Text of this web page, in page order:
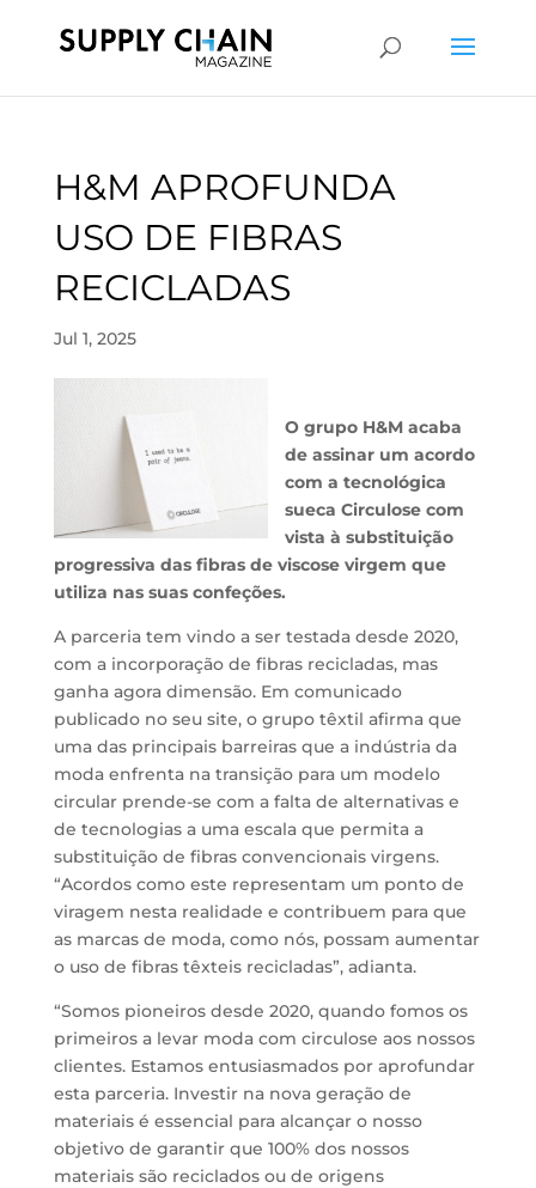
H&M APROFUNDA
USO DE FIBRAS
RECICLADAS
Jul 1, 2025
O grupo H&M acaba
de assinar um acordo
com a tecnológica
sueca Circulose com
vista à substituição
progressiva das fibras de viscose virgem que
utiliza nas suas confeções.
A parceria tem vindo a ser testada desde 2020,
com a incorporação de fibras recicladas, mas
ganha agora dimensão. Em comunicado
publicado no seu site, o grupo têxtil afirma que
uma das principais barreiras que a indústria da
moda enfrenta na transição para um modelo
circular prende-se com a falta de alternativas e
de tecnologias a uma escala que permita a
substituição de fibras convencionais virgens.
“Acordos como este representam um ponto de
viragem nesta realidade e contribuem para que
as marcas de moda, como nós, possam aumentar
o uso de fibras têxteis recicladas”, adianta.
“Somos pioneiros desde 2020, quando fomos os
primeiros a levar moda com circulose aos nossos
clientes. Estamos entusiasmados por aprofundar
esta parceria. Investir na nova geração de
materiais é essencial para alcançar o nosso
objetivo de garantir que 100% dos nossos
materiais são reciclados ou de origens